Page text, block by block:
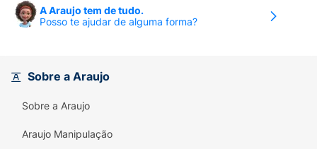
abrir mão do prazer de um doce. A Barrinha
Protein Bold é mais do que um simples
como é fácil se manter saudável com sabor!
A Araujo tem de tudo.
Posso te ajudar de alguma forma?
Sobre a Araujo
Sobre a Araujo
Araujo Manipulação